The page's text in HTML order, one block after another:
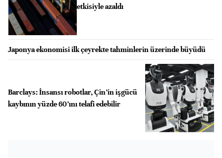
etkisiyle azaldı
Japonya ekonomisi ilk çeyrekte tahminlerin üzerinde büyüdü
Barclays: İnsansı robotlar, Çin’in işgücü
kaybının yüzde 60’ını telafi edebilir